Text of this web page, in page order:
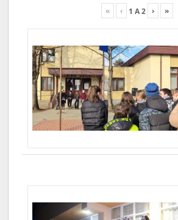
« ‹ 1 A2 › »